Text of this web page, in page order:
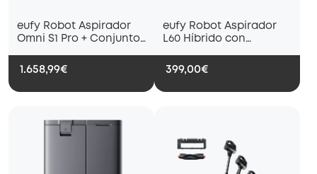
eufy Robot Aspirador
Omni S1 Pro + Conjunto
1.658,99€
eufy Robot Aspirador
L60 Híbrido con
autovaciado
399,00€